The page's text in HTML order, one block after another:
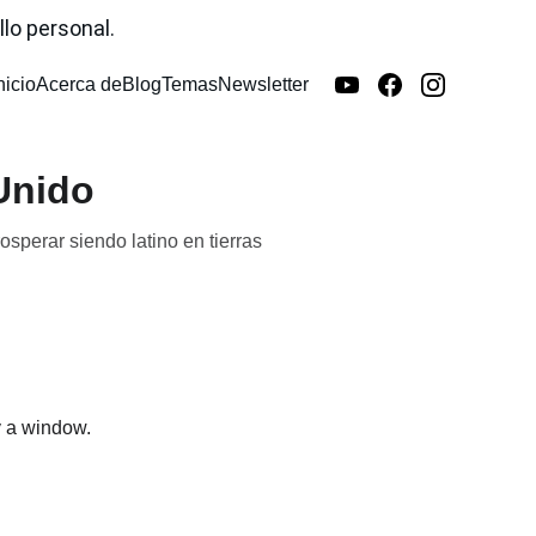
personal.
Acerca deBlogTemasNewsletter
siendo latino en tierras